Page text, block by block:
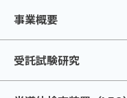
事業概要
受託試験研究